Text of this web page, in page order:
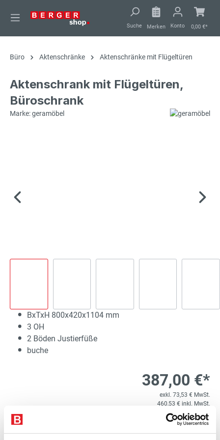
springen
Suche Merken Konto 0,00 €*
Büro Aktenschränke Aktenschränke mit Flügeltüren
Aktenschrank mit Flügeltüren,
Büroschrank
Marke: geramöbel
BxTxH 800x420x1104 mm
3 OH
2 Böden Justierfüße
buche
387,00 €*
exkl. 73,53 € MwSt.
460,53 € inkl. MwSt.
Lieferzeit 3 Werktage